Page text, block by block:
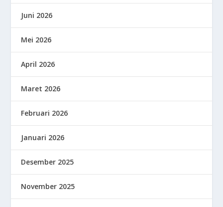
Juni 2026
Mei 2026
April 2026
Maret 2026
Februari 2026
Januari 2026
Desember 2025
November 2025